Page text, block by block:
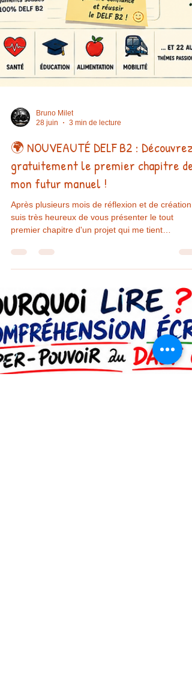
Bruno Milet
🌍 NOUVEAUTÉ DELF B2 : Découvrez
gratuitement le premier chapitre de
mon futur manuel !
suis très heureux de vous présenter le tout
premier chapitre d'un projet qui me tient
particulièrement à cœur. Il ne s'agit pas d'une
simple liste de vocabulaire ni d'un recueil
d'exercices. J'ai imaginé une nouvelle manière
préparer le DELF B2, en combinant une histoire
illustrée, du vocabulaire contextualisé, des